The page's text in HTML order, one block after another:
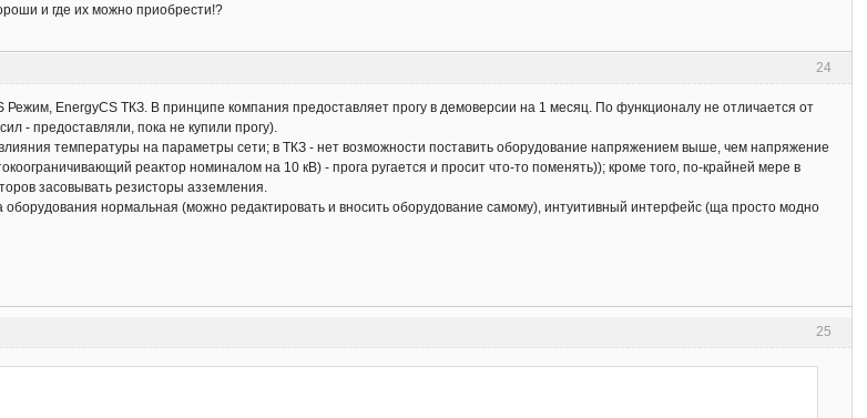
и где их можно приобрести!?
24
EnergyCS ТКЗ. В принципе компания предоставляет прогу в демоверсии на 1 месяц. По функционалу не отличается от
- предоставляли, пока не купили прогу).
температуры на параметры сети; в ТКЗ - нет возможности поставить оборудование напряжением выше, чем напряжение
реактор номиналом на 10 кВ) - прога ругается и просит что-то поменять)); кроме того, по-крайней мере в
засовывать резисторы азземления.
нормальная (можно редактировать и вносить оборудование самому), интуитивный интерфейс (ща просто модно
25